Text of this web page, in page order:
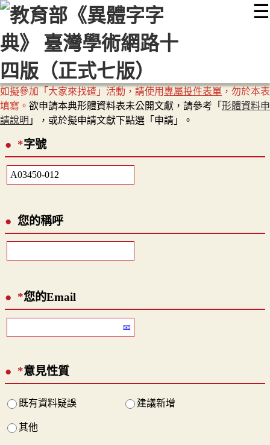
☰
::: 最新消息 常見問題 編輯說明
顯示模式
網站導覽
如擬參加「大家來找碴」活動，請使用專屬投件表單 ，勿於本表
填寫。 欲申請本典形體資料表未公開文獻，請參考「 形體資料申
請說明 」，或於擬申請文獻下點選「申請」。
*字號
您的稱呼
*您的Email
*意見性質
既有資料疑誤 建議新增
其他